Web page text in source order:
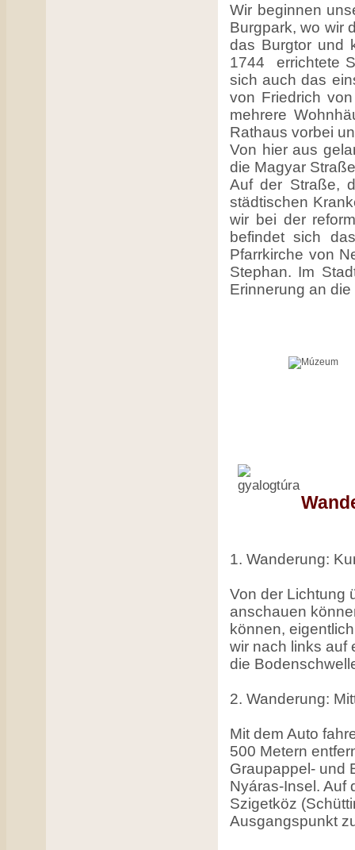
Wir beginnen
Burgpark, wo wir
das Burgtor und
1744 errichtete
sich auch das
von Friedrich
mehrere
Rathaus vorbei
Von hier aus
die Magyar
Auf der Straße,
städtischen
wir bei der
befindet sich
Pfarrkirche von
Stephan. Im
Erinnerung an
1. Wanderung:
Von der Lichtung
anschauen
können,
wir nach links auf
die
2. Wanderung:
Mit dem Auto
500 Metern
Graupappel- und
Nyáras-Insel. Auf
Szigetköz
Ausgangspunkt